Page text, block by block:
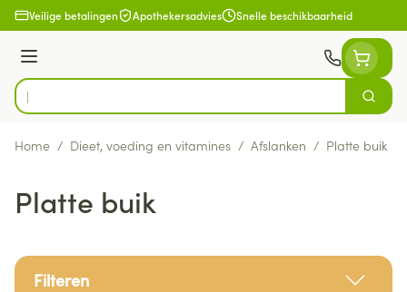
Ga naar de inhoud
Veilige betalingen Apothekersadvies Snelle beschikbaarheid
Menu
Product, merk, categorie...
Zoek
Home / Dieet, voeding en vitamines / Afslanken / Platte buik
Platte buik
Filteren